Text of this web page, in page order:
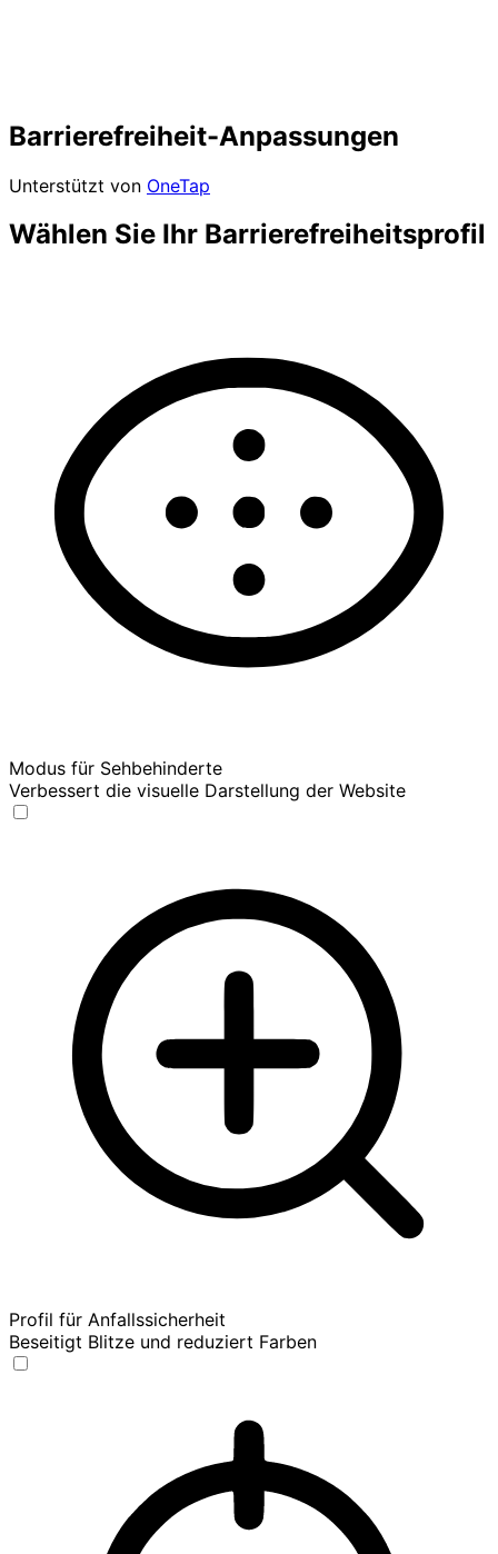
Barrierefreiheit-Anpassungen
Unterstützt von OneTap
Wählen Sie Ihr Barrierefreiheitsprofil
Modus für Sehbehinderte
Verbessert die visuelle Darstellung der Website
Profil für Anfallssicherheit
Beseitigt Blitze und reduziert Farben